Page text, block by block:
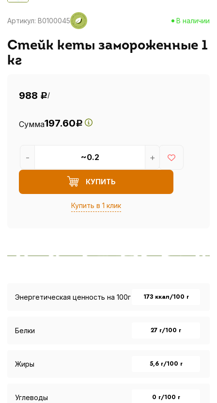
Артикул: B0100045 В наличии
Стейк кеты замороженные 1
кг
988 Р/
Сумма197.60Р
КУПИТЬ
Купить в 1 клик
- +
Энергетическая ценность на 100г 173 ккал/100 г
Белки 27 г/100 г
Жиры 5,6 г/100 г
Углеводы 0 г/100 г